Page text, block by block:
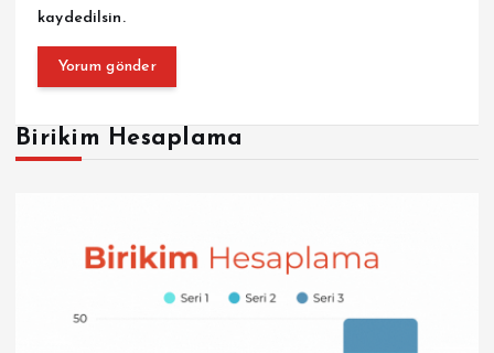
kaydedilsin.
Birikim Hesaplama